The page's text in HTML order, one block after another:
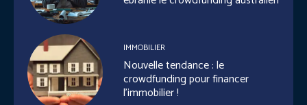
IMMOBILIER
Nouvelle tendance : le
crowdfunding pour financer
l’immobilier !